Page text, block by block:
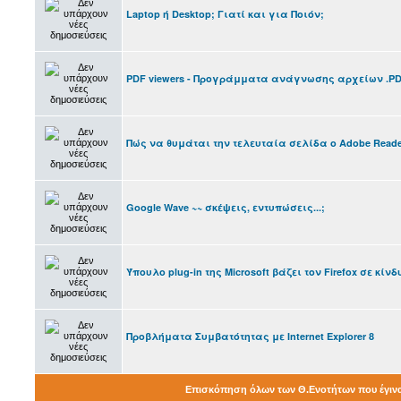
Laptop ή Desktop; Γιατί και για Ποιόν;
PDF viewers - Προγράμματα ανάγνωσης αρχείων
Πώς να θυμάται την τελευταία σελίδα ο Adobe
Google Wave ~~ σκέψεις, εντυπώσεις...;
Ύπουλο plug-in της Microsoft βάζει τον Firefox σε
Προβλήματα Συμβατότητας με Internet Explorer 8
Επισκόπηση όλων των Θ.Ενοτήτων που